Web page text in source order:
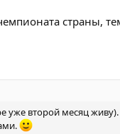
страны,
уже второй месяц живу).